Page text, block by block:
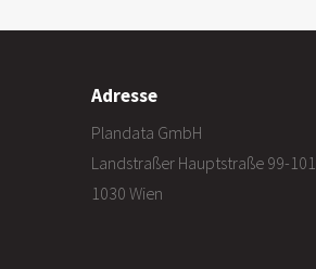
Adresse
Plandata GmbH
Landstraßer Hauptstraße 99-101
1030 Wien